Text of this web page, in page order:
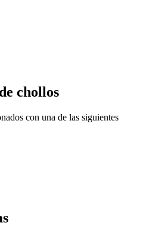
chollos
con una de las siguientes